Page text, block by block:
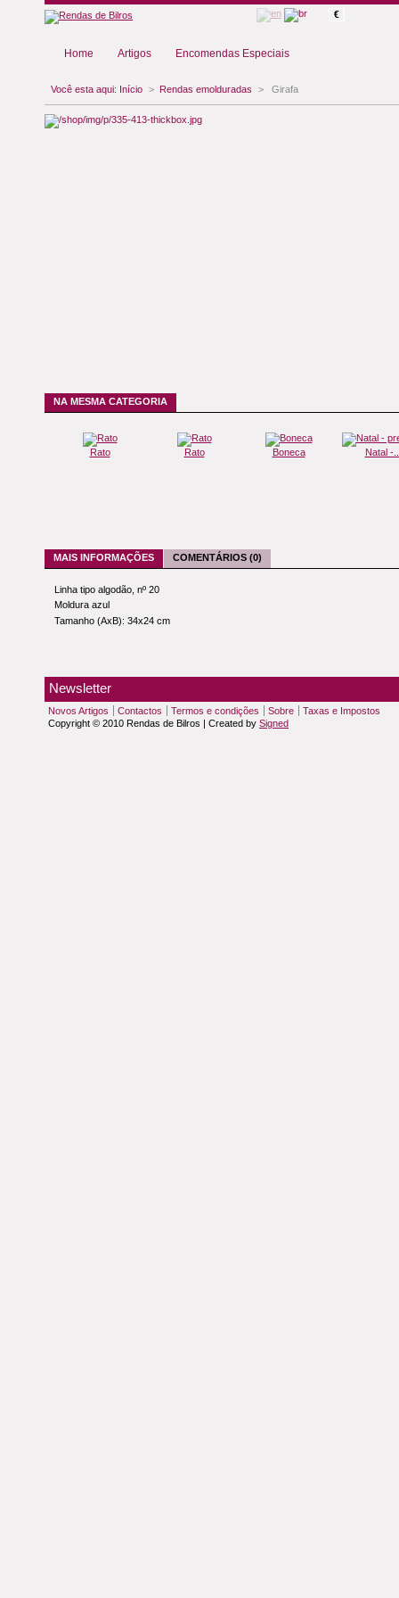
€
Home Artigos Encomendas Especiais
Você esta aqui: Início > Rendas emolduradas > Girafa
NA MESMA CATEGORIA
Rato Rato Boneca Natal -
MAIS INFORMAÇÕES COMENTÁRIOS (0)
Linha tipo algodão, nº 20
Moldura azul
Tamanho (AxB): 34x24 cm
Newsletter
Novos Artigos Contactos Termos e condições Sobre
Taxas e Impostos
Copyright © 2010 Rendas de Bilros | Created by Signed